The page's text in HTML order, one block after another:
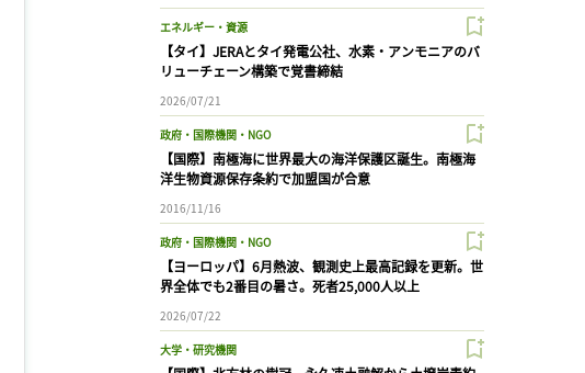
エネルギー・資源
【タイ】JERAとタイ発電公社、水素・アンモニアのバ
リューチェーン構築で覚書締結
2026/07/21
政府・国際機関・NGO
【国際】南極海に世界最大の海洋保護区誕生。南極海
洋生物資源保存条約で加盟国が合意
2016/11/16
政府・国際機関・NGO
【ヨーロッパ】6月熱波、観測史上最高記録を更新。世
界全体でも2番目の暑さ。死者25,000人以上
2026/07/22
大学・研究機関